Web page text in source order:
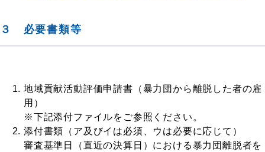
３ 必要書類等
地域貢献活動評価申請書（暴力団から離脱した者の雇
用）
※下記添付ファイルをご参照ください。
添付書類（ア及びイは必須、ウは必要に応じて）
審査基準日（直近の決算日）における暴力団離脱者を